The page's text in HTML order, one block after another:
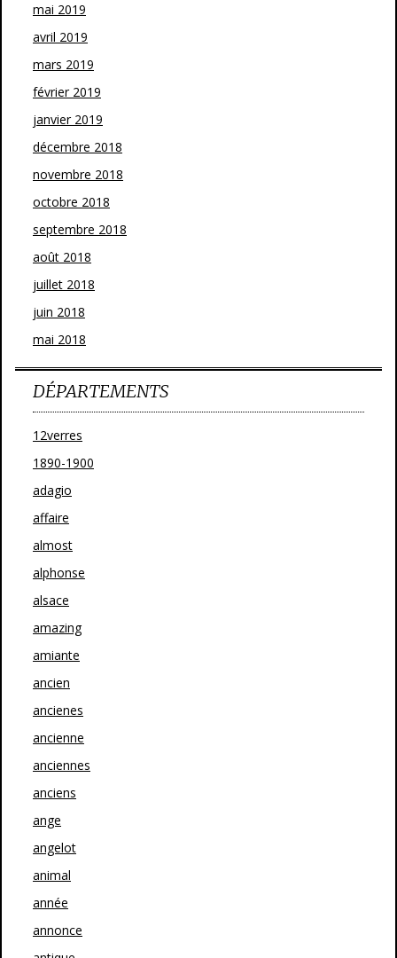
mai 2019
avril 2019
mars 2019
février 2019
janvier 2019
décembre 2018
novembre 2018
octobre 2018
septembre 2018
août 2018
juillet 2018
juin 2018
mai 2018
DÉPARTEMENTS
12verres
1890-1900
adagio
affaire
almost
alphonse
alsace
amazing
amiante
ancien
ancienes
ancienne
anciennes
anciens
ange
angelot
animal
année
annonce